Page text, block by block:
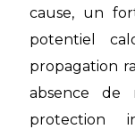
cause, un
potentiel
propagation
absence de
protection